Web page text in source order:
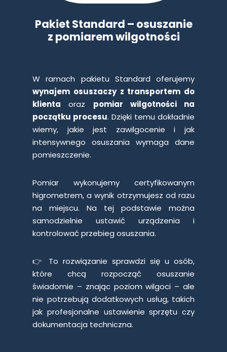
Pakiet Standard – osuszanie
z pomiarem wilgotności
W ramach pakietu Standard oferujemy
wynajem osuszaczy z transportem do
klienta oraz pomiar wilgotności na
początku procesu. Dzięki temu dokładnie
wiemy, jakie jest zawilgocenie i jak
intensywnego osuszania wymaga dane
pomieszczenie.
Pomiar wykonujemy certyfikowanym
higrometrem, a wynik otrzymujesz od razu
na miejscu. Na tej podstawie można
samodzielnie ustawić urządzenia i
kontrolować przebieg osuszania.
👉 To rozwiązanie sprawdzi się u osób,
które chcą rozpocząć osuszanie
świadomie – znając poziom wilgoci – ale
nie potrzebują dodatkowych usług, takich
jak profesjonalne ustawienie sprzętu czy
dokumentacja techniczna.